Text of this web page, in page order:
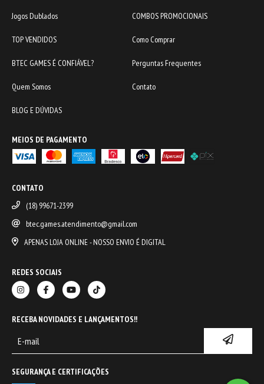
Jogos Dublados COMBOS PROMOCIONAIS
TOP VENDIDOS Como Comprar
BTEC GAMES É CONFIÁVEL? Perguntas Frequentes
Quem Somos Contato
BLOG E DÚVIDAS
MEIOS DE PAGAMENTO
CONTATO
(18) 99671-2399
btec.games.atendimento@gmail.com
APENAS LOJA ONLINE - NOSSO ENVIO É DIGITAL
REDES SOCIAIS
RECEBA NOVIDADES E LANÇAMENTOS!!
SEGURANÇA E CERTIFICAÇÕES